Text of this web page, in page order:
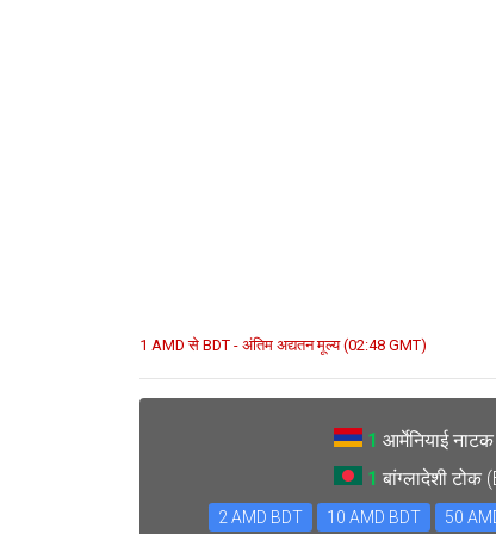
1 AMD से BDT - अंतिम अद्यतन मूल्य (02:48 GMT)
1 आर्मेनियाई
1 बांग्लादेशी टोक
2 AMD BDT 10 AMD BDT 50